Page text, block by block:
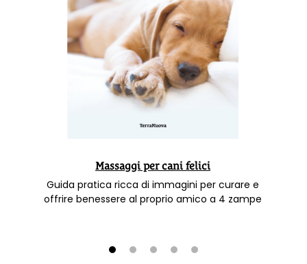
Massaggi per cani felici
Guida pratica ricca di immagini per curare e
offrire benessere al proprio amico a 4 zampe